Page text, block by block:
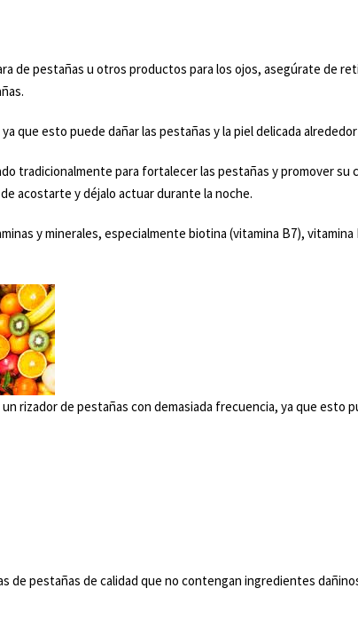
de pestañas u otros productos para los ojos, asegúrate de
que esto puede dañar las pestañas y la piel delicada
tradicionalmente para fortalecer las pestañas y promover
acostarte y déjalo actuar durante la noche.
y minerales, especialmente biotina (vitamina B7),
rizador de pestañas con demasiada frecuencia, ya que esto
de pestañas de calidad que no contengan ingredientes